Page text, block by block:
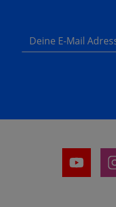
Deine E-Mail Adresse